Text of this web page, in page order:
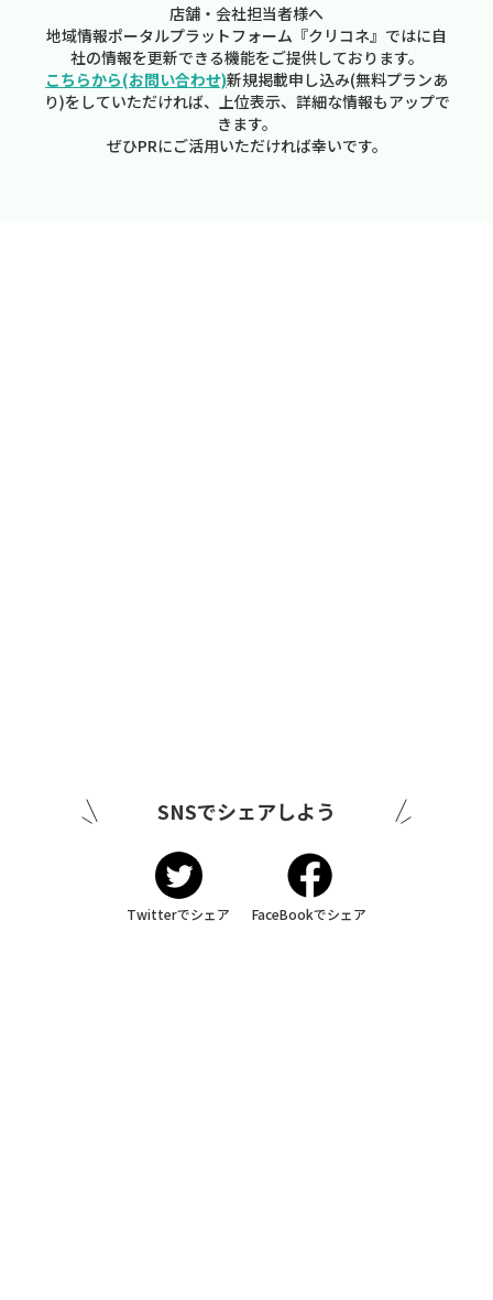
店舗・会社担当者様へ
地域情報ポータルプラットフォーム『クリコネ』ではに自
社の情報を更新できる機能をご提供しております。
こちらから(お問い合わせ)新規掲載申し込み(無料プランあ
り)をしていただければ、上位表示、詳細な情報もアップで
きます。
ぜひPRにご活用いただければ幸いです。
SNSでシェアしよう
Twitterでシェア FaceBookでシェア